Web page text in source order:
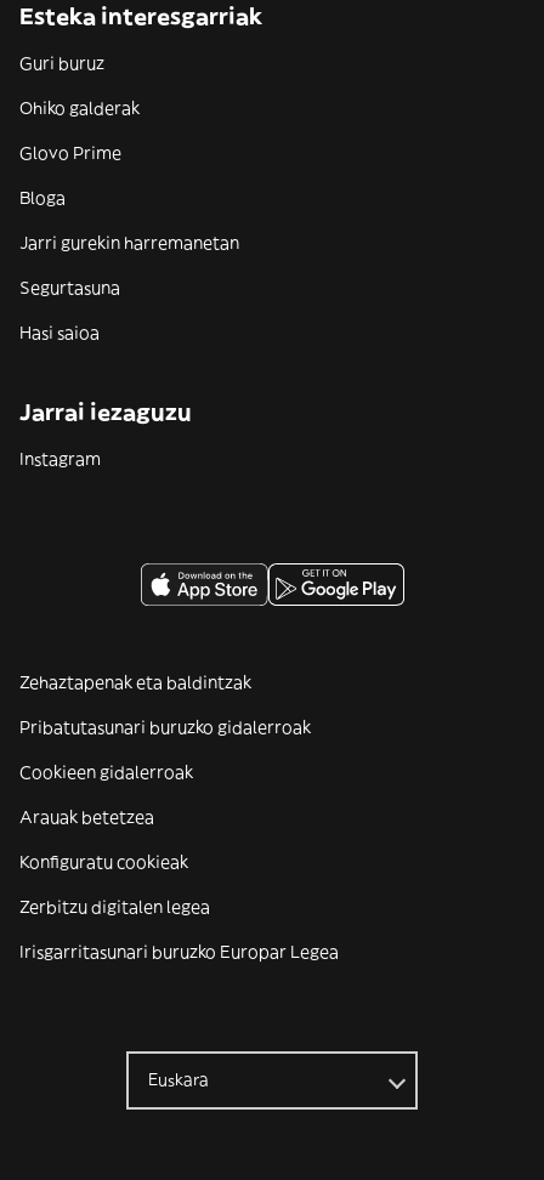
Esteka interesgarriak
Guri buruz
Ohiko galderak
Glovo Prime
Bloga
Jarri gurekin harremanetan
Segurtasuna
Hasi saioa
Jarrai iezaguzu
Instagram
Zehaztapenak eta baldintzak
Pribatutasunari buruzko gidalerroak
Cookieen gidalerroak
Arauak betetzea
Konfiguratu cookieak
Zerbitzu digitalen legea
Irisgarritasunari buruzko Europar Legea